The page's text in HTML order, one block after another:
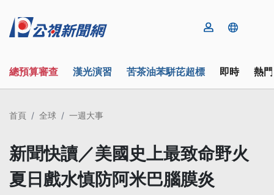
總預算審查 漢光演習 苦茶油苯駢芘超標 即時 熱
首頁 全球 一週大事
新聞快讀／美國史上最致命野火
夏日戲水慎防阿米巴腦膜炎